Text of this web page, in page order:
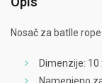
Nosač za batlle rope
Dimenzije: 10